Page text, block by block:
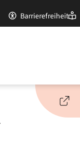
Barrierefreiheit